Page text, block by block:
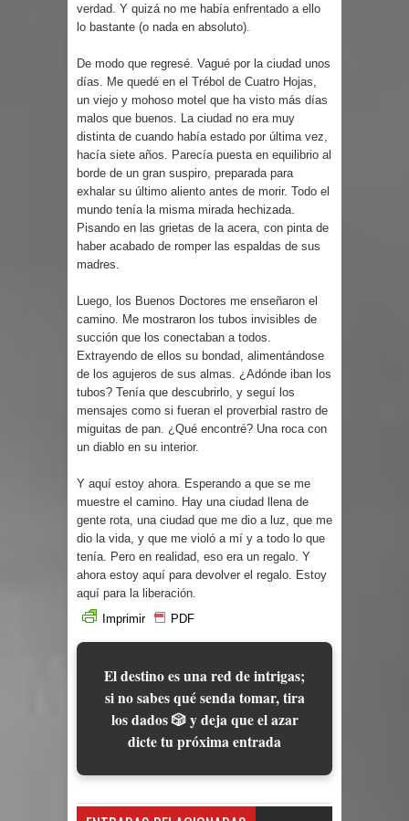
verdad. Y quizá no me había enfrentado a ello
lo bastante (o nada en absoluto).
De modo que regresé. Vagué por la ciudad unos
días. Me quedé en el Trébol de Cuatro Hojas,
un viejo y mohoso motel que ha visto más días
malos que buenos. La ciudad no era muy
distinta de cuando había estado por última vez,
hacía siete años. Parecía puesta en equilibrio al
borde de un gran suspiro, preparada para
exhalar su último aliento antes de morir. Todo el
mundo tenía la misma mirada hechizada.
Pisando en las grietas de la acera, con pinta de
haber acabado de romper las espaldas de sus
madres.
Luego, los Buenos Doctores me enseñaron el
camino. Me mostraron los tubos invisibles de
succión que los conectaban a todos.
Extrayendo de ellos su bondad, alimentándose
de los agujeros de sus almas. ¿Adónde iban los
tubos? Tenía que descubrirlo, y seguí los
mensajes como si fueran el proverbial rastro de
miguitas de pan. ¿Qué encontré? Una roca con
un diablo en su interior.
Y aquí estoy ahora. Esperando a que se me
muestre el camino. Hay una ciudad llena de
gente rota, una ciudad que me dio a luz, que me
dio la vida, y que me violó a mí y a todo lo que
tenía. Pero en realidad, eso era un regalo. Y
ahora estoy aquí para devolver el regalo. Estoy
aquí para la liberación.
Imprimir
PDF
El destino es una red de intrigas;
si no sabes qué senda tomar, tira
los dados 🎲 y deja que el azar
dicte tu próxima entrada